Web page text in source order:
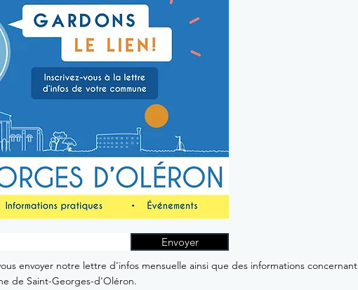
Envoyer
envoyer notre lettre d'infos mensuelle ainsi que des informations concernant
de Saint-Georges-d'Oléron.